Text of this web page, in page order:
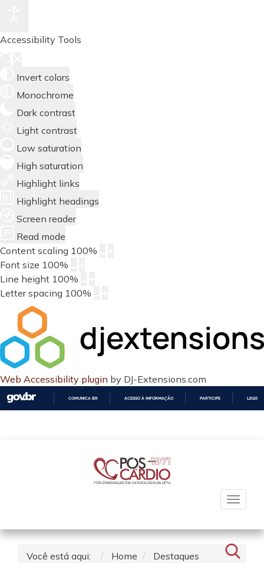
Accessibility Tools
Invert colors
Monochrome
Dark contrast
Light contrast
Low saturation
High saturation
Highlight links
Highlight headings
Screen reader
Read mode
Content scaling 100%
Font size 100%
Line height 100%
Letter spacing 100%
Web Accessibility plugin by DJ-Extensions.com
COMUNICA BR ACESSO À INFORMAÇÃO PARTICIPE
Toggle
Você está aqui: Home
Destaques